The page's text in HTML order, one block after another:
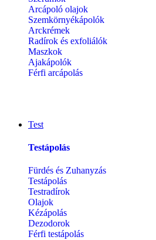
Arcápoló olajok
Szemkörnyékápolók
Arckrémek
Radírok és exfoliálók
Maszkok
Ajakápolók
Férfi arcápolás
Test
Testápolás
Fürdés és Zuhanyzás
Testápolás
Testradírok
Olajok
Kézápolás
Dezodorok
Férfi testápolás